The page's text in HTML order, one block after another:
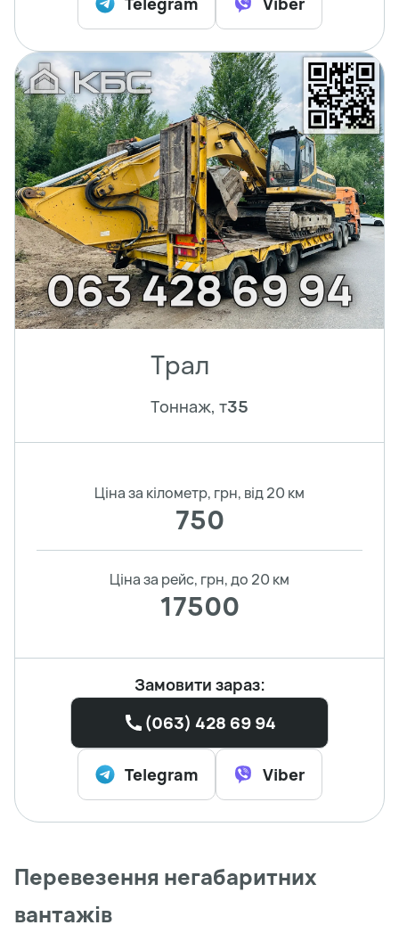
Трал
Тоннаж, т35
Ціна за кілометр, грн, від 20 км
750
Ціна за рейс, грн, до 20 км
17500
Замовити зараз:
(063) 428 69 94
Telegram Viber
Перевезення негабаритних
вантажів